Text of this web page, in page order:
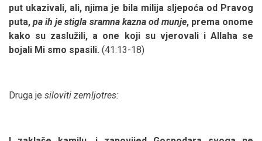
put ukazivali, ali, njima je bila milija sljepoća od Pravog
puta,pa ih je stigla sramna kazna od munje, prema onome
kako su zaslužili, a one koji su vjerovali i Allaha se
bojali Mi smo spasili. (41:13-18)
Druga je siloviti zemljotres: